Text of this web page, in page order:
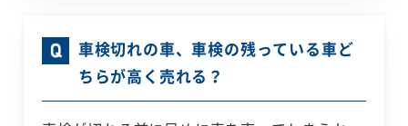
車検切れの車、車検の残っている車ど
ちらが高く売れる？